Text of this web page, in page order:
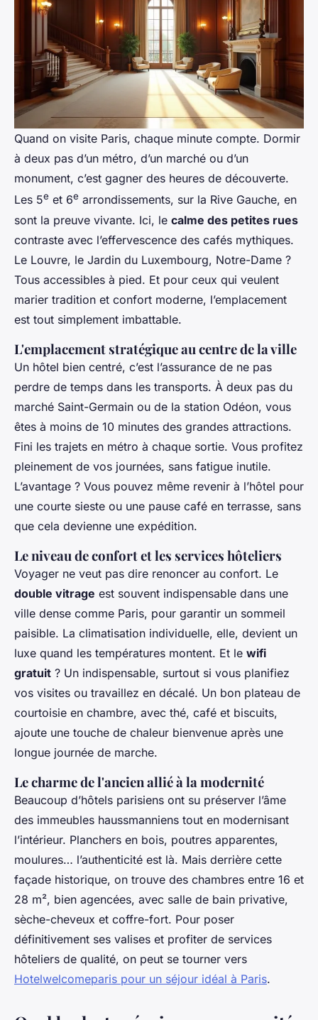
Quand on visite Paris, chaque minute compte. Dormir
à deux pas d’un métro, d’un marché ou d’un
monument, c’est gagner des heures de découverte.
Les 5e et 6e arrondissements, sur la Rive Gauche, en
sont la preuve vivante. Ici, le calme des petites rues
contraste avec l’effervescence des cafés mythiques.
Le Louvre, le Jardin du Luxembourg, Notre-Dame ?
Tous accessibles à pied. Et pour ceux qui veulent
marier tradition et confort moderne, l’emplacement
est tout simplement imbattable.
L'emplacement stratégique au centre de la ville
Un hôtel bien centré, c’est l’assurance de ne pas
perdre de temps dans les transports. À deux pas du
marché Saint-Germain ou de la station Odéon, vous
êtes à moins de 10 minutes des grandes attractions.
Fini les trajets en métro à chaque sortie. Vous profitez
pleinement de vos journées, sans fatigue inutile.
L’avantage ? Vous pouvez même revenir à l’hôtel pour
une courte sieste ou une pause café en terrasse, sans
que cela devienne une expédition.
Le niveau de confort et les services hôteliers
Voyager ne veut pas dire renoncer au confort. Le
double vitrage est souvent indispensable dans une
ville dense comme Paris, pour garantir un sommeil
paisible. La climatisation individuelle, elle, devient un
luxe quand les températures montent. Et le wifi
gratuit ? Un indispensable, surtout si vous planifiez
vos visites ou travaillez en décalé. Un bon plateau de
courtoisie en chambre, avec thé, café et biscuits,
ajoute une touche de chaleur bienvenue après une
longue journée de marche.
Le charme de l'ancien allié à la modernité
Beaucoup d’hôtels parisiens ont su préserver l’âme
des immeubles haussmanniens tout en modernisant
l’intérieur. Planchers en bois, poutres apparentes,
moulures… l’authenticité est là. Mais derrière cette
façade historique, on trouve des chambres entre 16 et
28 m², bien agencées, avec salle de bain privative,
sèche-cheveux et coffre-fort. Pour poser
définitivement ses valises et profiter de services
hôteliers de qualité, on peut se tourner vers
Hotelwelcomeparis pour un séjour idéal à Paris.